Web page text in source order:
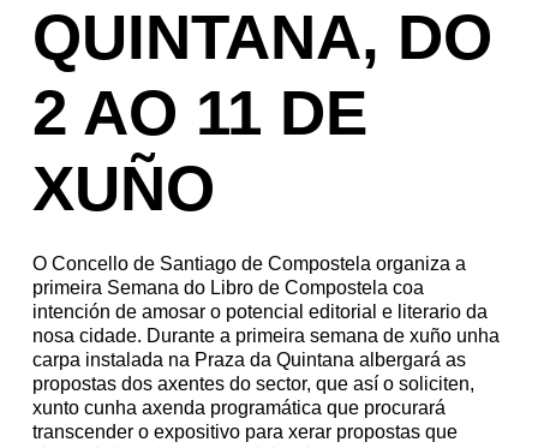
QUINTANA, DO
2 AO 11 DE
XUÑO
O Concello de Santiago de Compostela organiza a
primeira Semana do Libro de Compostela coa
intención de amosar o potencial editorial e literario da
nosa cidade. Durante a primeira semana de xuño unha
carpa instalada na Praza da Quintana albergará as
propostas dos axentes do sector, que así o soliciten,
xunto cunha axenda programática que procurará
transcender o expositivo para xerar propostas que